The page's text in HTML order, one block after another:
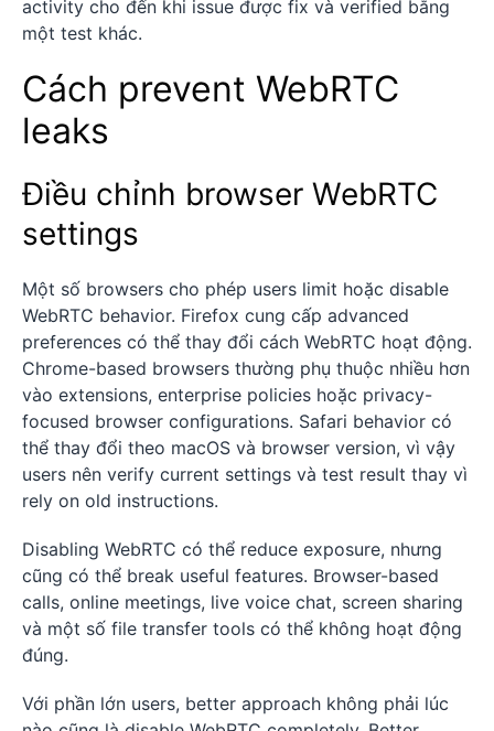
activity cho đến khi issue được fix và verified bằng
một test khác.
Cách prevent WebRTC
leaks
Điều chỉnh browser WebRTC
settings
Một số browsers cho phép users limit hoặc disable
WebRTC behavior. Firefox cung cấp advanced
preferences có thể thay đổi cách WebRTC hoạt động.
Chrome-based browsers thường phụ thuộc nhiều hơn
vào extensions, enterprise policies hoặc privacy-
focused browser configurations. Safari behavior có
thể thay đổi theo macOS và browser version, vì vậy
users nên verify current settings và test result thay vì
rely on old instructions.
Disabling WebRTC có thể reduce exposure, nhưng
cũng có thể break useful features. Browser-based
calls, online meetings, live voice chat, screen sharing
và một số file transfer tools có thể không hoạt động
đúng.
Với phần lớn users, better approach không phải lúc